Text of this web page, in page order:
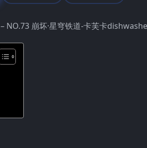
– NO.73 崩坏·星穹铁道-卡芙卡